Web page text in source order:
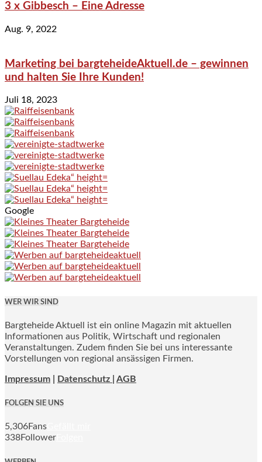
3 x Gibbesch – Eine Adresse
Aug. 9, 2022
Marketing bei bargteheideAktuell.de – gewinnen
und halten Sie Ihre Kunden!
Juli 18, 2023
Google
WER WIR SIND
Bargteheide Aktuell ist ein online Magazin mit aktuellen
Informationen aus Politik, Wirtschaft und regionalen
Veranstaltungen. Zudem finden Sie bei uns interessante
Vorstellungen von regional ansässigen Firmen.
Impressum Datenschutz | AGB
FOLGEN SIE UNS
5,306Fans
338Follower